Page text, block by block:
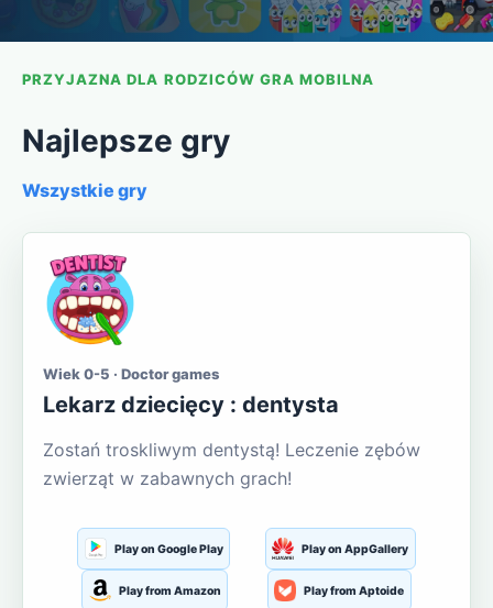
PRZYJAZNA DLA RODZICÓW GRA MOBILNA
Najlepsze gry
Wszystkie gry
Wiek 0-5 · Doctor games
Lekarz dziecięcy : dentysta
Zostań troskliwym dentystą! Leczenie zębów
zwierząt w zabawnych grach!
Play on Google Play Play on AppGallery
Play from Amazon Play from Aptoide